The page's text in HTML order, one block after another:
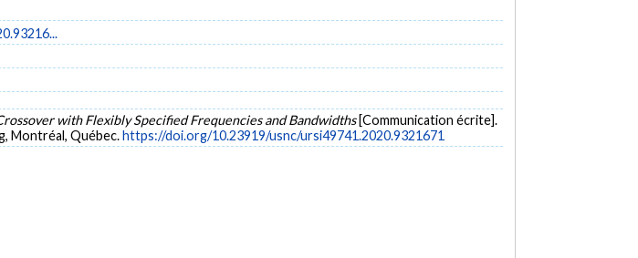
with Flexibly Specified Frequencies and Bandwidths [Communication écrite].
Montréal, Québec.https://doi.org/10.23919/usnc/ursi49741.2020.9321671